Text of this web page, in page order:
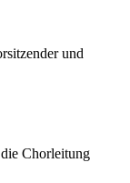
und
Chorleitung